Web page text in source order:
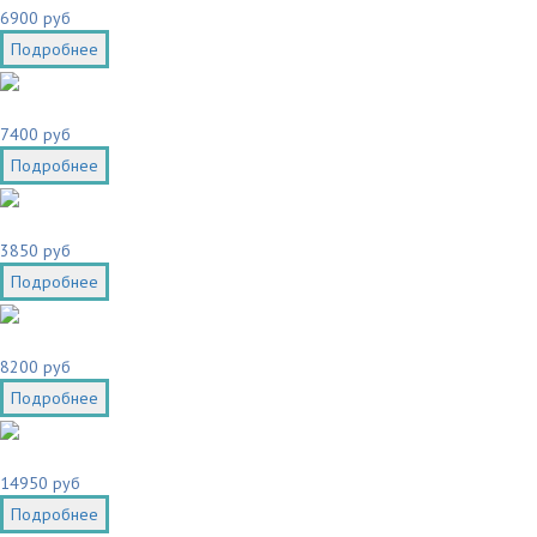
6900 руб
Подробнее
7400 руб
Подробнее
3850 руб
Подробнее
8200 руб
Подробнее
14950 руб
Подробнее